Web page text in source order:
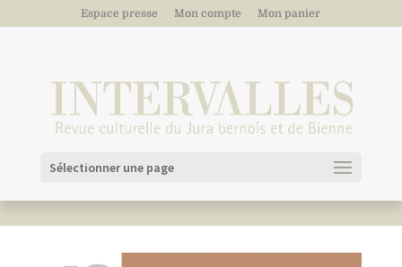
Espace presse Mon compte Mon panier
Sélectionner une page